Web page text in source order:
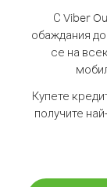
С Viber
обаждания
се на
Купете
получите